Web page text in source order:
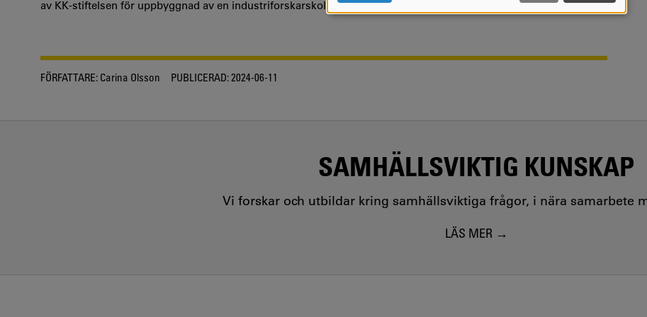
av KK-stiftelsen för uppbyggnad av en industriforskarskola inom skogsbaserad bioekonomi och digitalisering.
FÖRFATTARE: Carina Olsson PUBLICERAD:2024-06-11
SAMHÄLLSVIKTIG KUNSKAP
Vi forskar och utbildar kring samhällsviktiga frågor, i nära samarbete
LÄS MER
COOKIES